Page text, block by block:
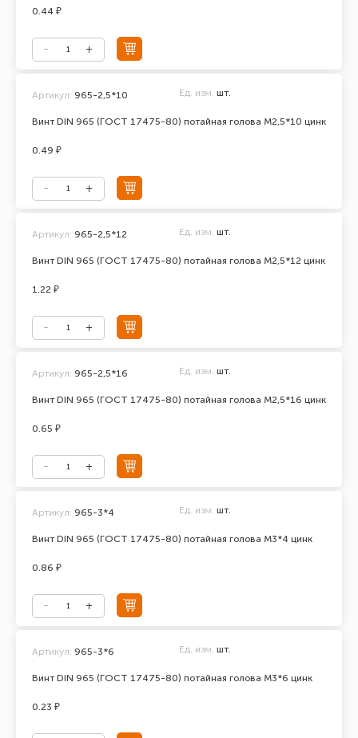
0.44 ₽
Винт DIN 965 (ГОСТ 17475-80) потайная голова М2,5*10 цинк
Артикул: 965-2,5*10 Ед. изм. шт.
0.49 ₽
Винт DIN 965 (ГОСТ 17475-80) потайная голова М2,5*12 цинк
Артикул: 965-2,5*12 Ед. изм. шт.
1.22 ₽
Винт DIN 965 (ГОСТ 17475-80) потайная голова М2,5*16 цинк
Артикул: 965-2,5*16 Ед. изм. шт.
0.65 ₽
Винт DIN 965 (ГОСТ 17475-80) потайная голова М3*4 цинк
Артикул: 965-3*4 Ед. изм. шт.
0.86 ₽
Винт DIN 965 (ГОСТ 17475-80) потайная голова М3*6 цинк
Артикул: 965-3*6 Ед. изм. шт.
0.23 ₽